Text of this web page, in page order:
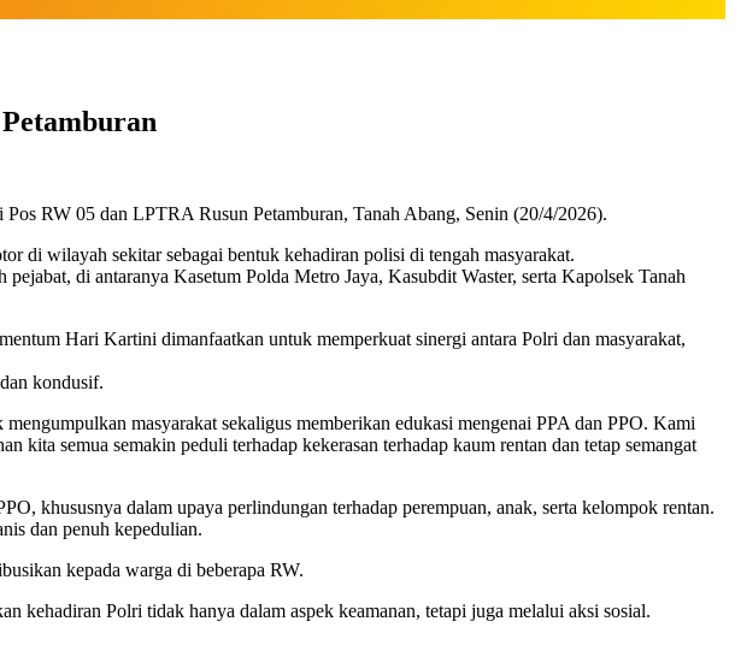
RW 05 dan LPTRA Rusun Petamburan, Tanah Abang, Senin (20/4/2026).
di wilayah sekitar sebagai bentuk kehadiran polisi di tengah masyarakat.
di antaranya Kasetum Polda Metro Jaya, Kasubdit Waster, serta Kapolsek Tanah
Hari Kartini dimanfaatkan untuk memperkuat sinergi antara Polri dan masyarakat,
kondusif.
masyarakat sekaligus memberikan edukasi mengenai PPA dan PPO. Kami
kita semua semakin peduli terhadap kekerasan terhadap kaum rentan dan tetap semangat
khususnya dalam upaya perlindungan terhadap perempuan, anak, serta kelompok rentan.
dan penuh kepedulian.
kepada warga di beberapa RW.
kehadiran Polri tidak hanya dalam aspek keamanan, tetapi juga melalui aksi sosial.